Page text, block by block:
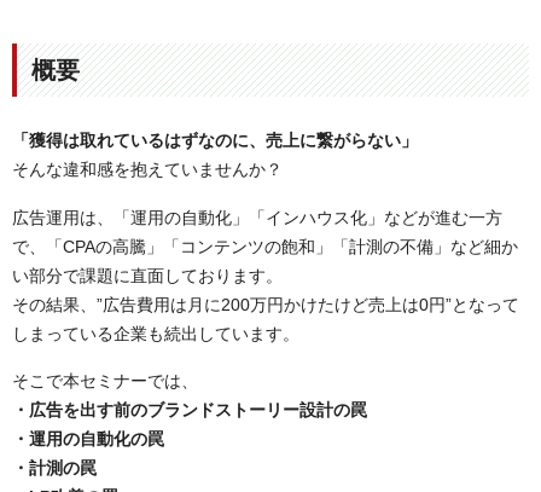
概要
「獲得は取れているはずなのに、売上に繋がらない」
そんな違和感を抱えていませんか？
広告運用は、「運用の自動化」「インハウス化」などが進む一方
で、「CPAの高騰」「コンテンツの飽和」「計測の不備」など細か
い部分で課題に直面しております。
その結果、”広告費用は月に200万円かけたけど売上は0円”となって
しまっている企業も続出しています。
そこで本セミナーでは、
・広告を出す前のブランドストーリー設計の罠
・運用の自動化の罠
・計測の罠